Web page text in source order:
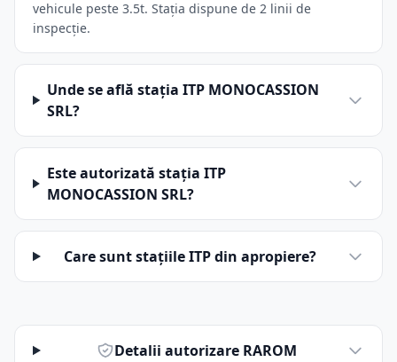
vehicule peste 3.5t. Stația dispune de 2 linii de
inspecție.
Unde se află stația ITP MONOCASSION
SRL?
Este autorizată stația ITP
MONOCASSION SRL?
Care sunt stațiile ITP din apropiere?
Detalii autorizare RAROM